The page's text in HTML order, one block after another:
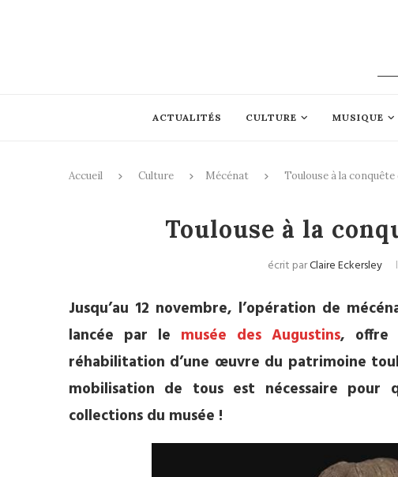
ACTUALITÉS CULTURE MUSIQUE
Accueil Culture Mécénat Toulouse à la
Toulouse à la
écrit parClaire Eckersley
Jusqu’au 12 novembre, l’opération de
lancée par le musée des Augustins, offre
réhabilitation d’une œuvre du patrimoine
mobilisation de tous est nécessaire pour
collections du musée !